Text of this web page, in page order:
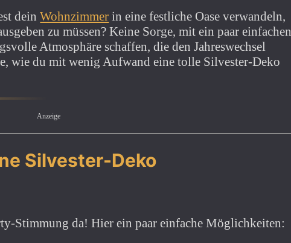
deinWohnzimmer in eine festliche Oase verwandeln,
zu müssen? Keine Sorge, mit ein paar einfachen
Atmosphäre schaffen, die den Jahreswechsel
wie du mit wenig Aufwand eine tolle Silvester-Deko
Anzeige
Silvester-Deko
Stimmung da! Hier ein paar einfache Möglichkeiten: